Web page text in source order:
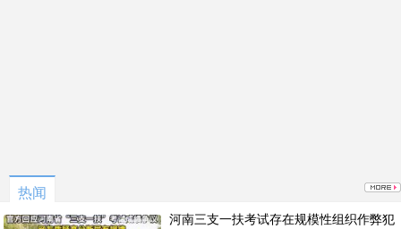
热闻
河南三支一扶考试存在规模性组织作弊犯